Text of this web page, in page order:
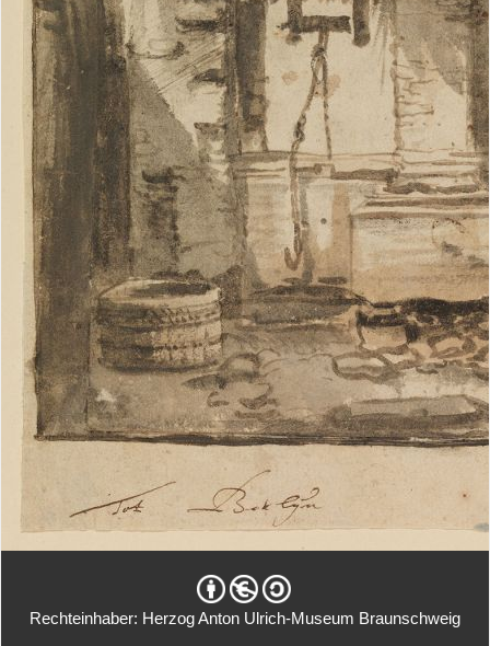
Rechteinhaber: Herzog Anton Ulrich-Museum Braunschweig